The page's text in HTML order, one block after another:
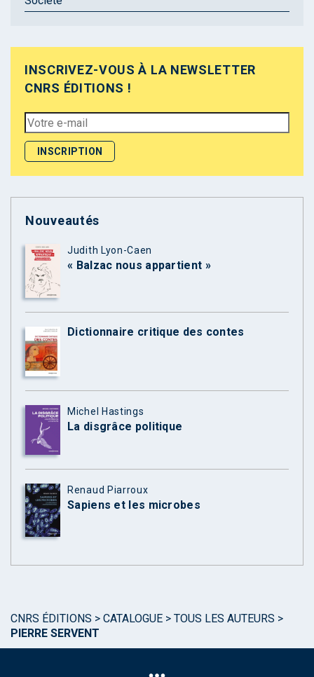
INSCRIVEZ-VOUS À LA NEWSLETTER
CNRS ÉDITIONS !
Nouveautés
Judith Lyon-Caen
« Balzac nous appartient »
Dictionnaire critique des contes
Michel Hastings
La disgrâce politique
Renaud Piarroux
Sapiens et les microbes
CNRS ÉDITIONS > CATALOGUE > TOUS LES AUTEURS >
PIERRE SERVENT